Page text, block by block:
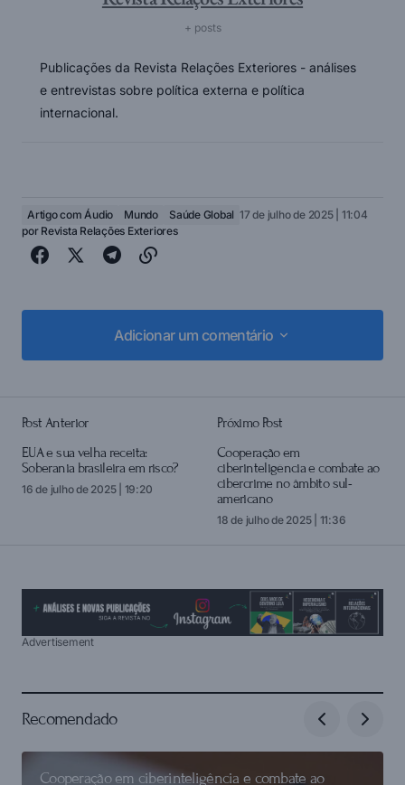
+ posts
Publicações da Revista Relações Exteriores - análises
e entrevistas sobre política externa e política
internacional.
Artigo com Áudio Mundo Saúde Global 17 de julho de 2025 | 11:04
por Revista Relações Exteriores
Adicionar um comentário
Adicionar um comentário
Post Anterior
EUA e sua velha receita:
Soberania brasileira em risco?
16 de julho de 2025 | 19:20
Próximo Post
Cooperação em
ciberinteligência e combate ao
cibercrime no âmbito sul-
americano
18 de julho de 2025 | 11:36
Advertisement
Recomendado
Cooperação em ciberinteligência e combate ao